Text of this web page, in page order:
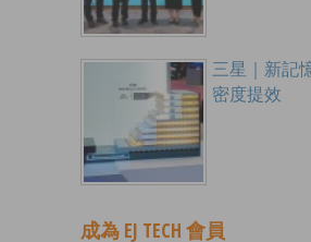
三星｜新記
密度提效
成為 EJ TECH 會員